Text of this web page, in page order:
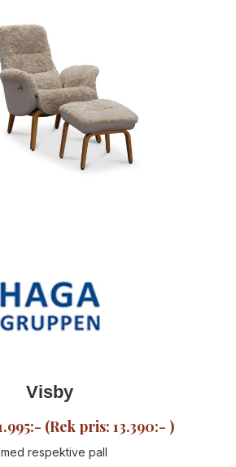
Visby
(Rek pris: 13.390:- )
respektive pall